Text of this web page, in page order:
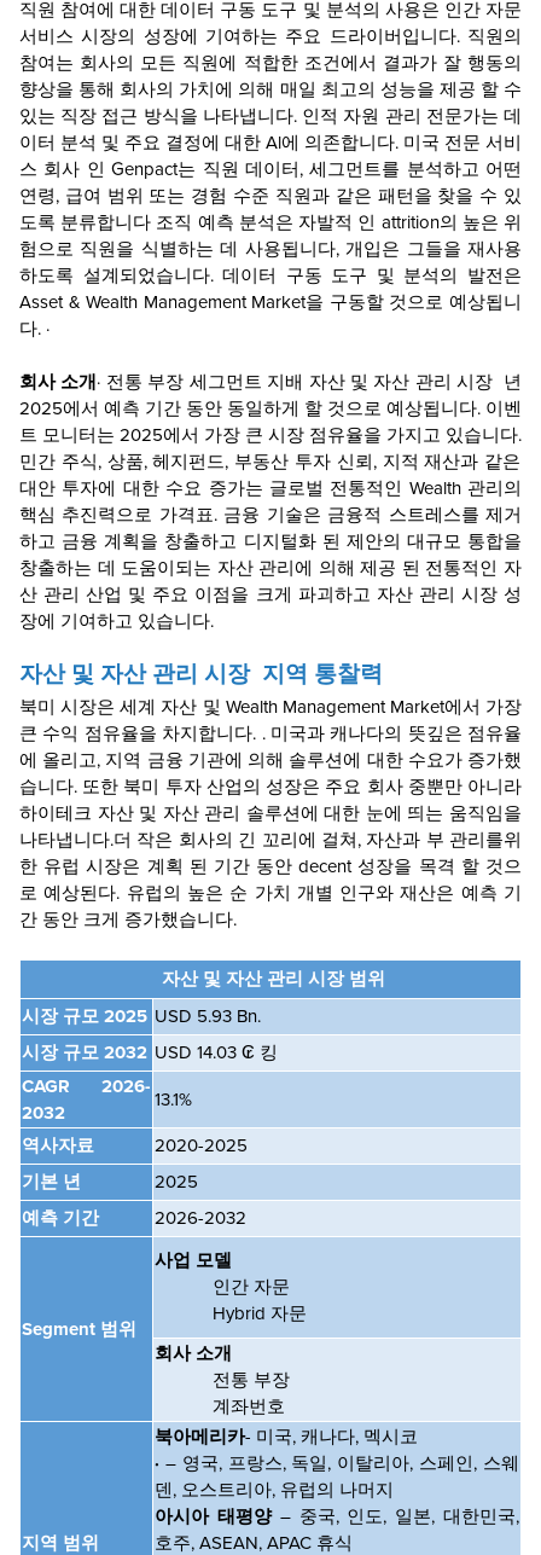
직원 참여에 대한 데이터 구동 도구 및 분석의 사용은 인간 자문
서비스 시장의 성장에 기여하는 주요 드라이버입니다. 직원의
참여는 회사의 모든 직원에 적합한 조건에서 결과가 잘 행동의
향상을 통해 회사의 가치에 의해 매일 최고의 성능을 제공 할 수
있는 직장 접근 방식을 나타냅니다. 인적 자원 관리 전문가는 데
이터 분석 및 주요 결정에 대한 Al에 의존합니다. 미국 전문 서비
스 회사 인 Genpact는 직원 데이터, 세그먼트를 분석하고 어떤
연령, 급여 범위 또는 경험 수준 직원과 같은 패턴을 찾을 수 있
도록 분류합니다 조직 예측 분석은 자발적 인 attrition의 높은 위
험으로 직원을 식별하는 데 사용됩니다, 개입은 그들을 재사용
하도록 설계되었습니다. 데이터 구동 도구 및 분석의 발전은
Asset & Wealth Management Market을 구동할 것으로 예상됩니
다. ·
회사 소개· 전통 부장 세그먼트 지배 자산 및 자산 관리 시장 년
2025에서 예측 기간 동안 동일하게 할 것으로 예상됩니다. 이벤
트 모니터는 2025에서 가장 큰 시장 점유율을 가지고 있습니다.
민간 주식, 상품, 헤지펀드, 부동산 투자 신뢰, 지적 재산과 같은
대안 투자에 대한 수요 증가는 글로벌 전통적인 Wealth 관리의
핵심 추진력으로 가격표. 금융 기술은 금융적 스트레스를 제거
하고 금융 계획을 창출하고 디지털화 된 제안의 대규모 통합을
창출하는 데 도움이되는 자산 관리에 의해 제공 된 전통적인 자
산 관리 산업 및 주요 이점을 크게 파괴하고 자산 관리 시장 성
장에 기여하고 있습니다.
자산 및 자산 관리 시장 지역 통찰력
북미 시장은 세계 자산 및 Wealth Management Market에서 가장
큰 수익 점유율을 차지합니다. . 미국과 캐나다의 뜻깊은 점유율
에 올리고, 지역 금융 기관에 의해 솔루션에 대한 수요가 증가했
습니다. 또한 북미 투자 산업의 성장은 주요 회사 중뿐만 아니라
하이테크 자산 및 자산 관리 솔루션에 대한 눈에 띄는 움직임을
나타냅니다.더 작은 회사의 긴 꼬리에 걸쳐, 자산과 부 관리를위
한 유럽 시장은 계획 된 기간 동안 decent 성장을 목격 할 것으
로 예상된다. 유럽의 높은 순 가치 개별 인구와 재산은 예측 기
간 동안 크게 증가했습니다.
자산 및 자산 관리 시장 범위
시장 규모 2025 USD 5.93 Bn.
시장 규모 2032 USD 14.03 ₢ 킹
CAGR
2026-
2032
13.1%
역사자료
2020-2025
기본 년
2025
예측 기간
2026-2032
Segment 범위
사업 모델
인간 자문
Hybrid 자문
회사 소개
전통 부장
계좌번호
지역 범위
북아메리카- 미국, 캐나다, 멕시코
· – 영국, 프랑스, 독일, 이탈리아, 스페인, 스웨
덴, 오스트리아, 유럽의 나머지
아시아 태평양– 중국, 인도, 일본, 대한민국,
호주, ASEAN, APAC 휴식